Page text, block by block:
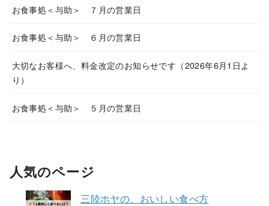
お食事処＜与助＞ ７月の営業日
お食事処＜与助＞ ６月の営業日
大切なお客様へ、料金改定のお知らせです（2026年6月1日よ
り）
お食事処＜与助＞ ５月の営業日
人気のページ
三陸ホヤの、おいしい食べ方